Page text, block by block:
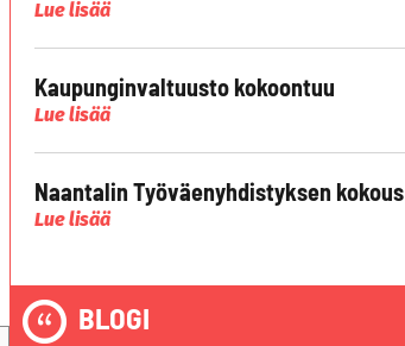
Lue lisää
Kaupunginvaltuusto kokoontuu
Lue lisää
Naantalin Työväenyhdistyksen kokous
Lue lisää
BLOGI